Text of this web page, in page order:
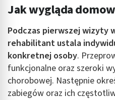
Jak wygląda
Podczas pierwszej wizyty
rehabilitant ustala
konkretnej osoby.
funkcjonalne oraz szeroki
chorobowej. Następnie
zabiegów oraz ich